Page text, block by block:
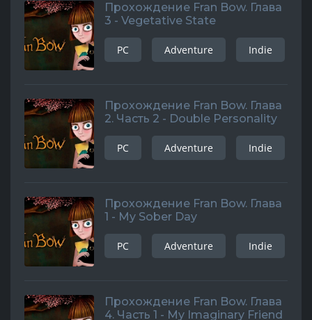
Прохождение Fran Bow. Глава
3 - Vegetative State
PC Adventure Indie
Прохождение Fran Bow. Глава
2. Часть 2 - Double Personality
PC Adventure Indie
Прохождение Fran Bow. Глава
1 - My Sober Day
PC Adventure Indie
Прохождение Fran Bow. Глава
4. Часть 1 - My Imaginary Friend